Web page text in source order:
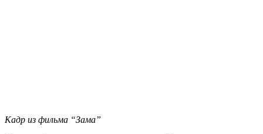
Кадр из фильма “Зама”